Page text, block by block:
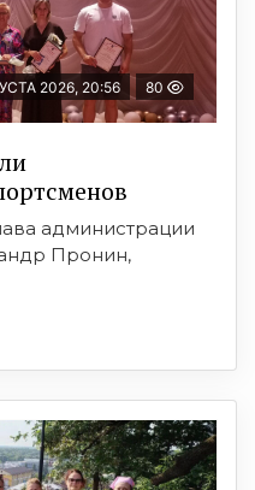
2026, 20:56 80
администрации
Пронин,